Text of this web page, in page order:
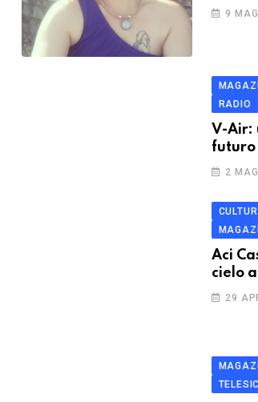
9
RADIO
V-Air:
futuro
2
Aci
cielo
29
4